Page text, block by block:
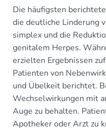
Die häufigsten
die deutliche Linderung
simplex und die
genitalem Herpes.
erzielten Ergebnissen
Patienten von
und Übelkeit berichtet.
Wechselwirkungen mit
Auge zu behalten.
Apotheker oder Arzt zu